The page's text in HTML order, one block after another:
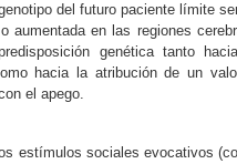
del futuro paciente límite
aumentada en las regiones
genética tanto
hacia la atribución de un
el apego.
estímulos sociales evocativos